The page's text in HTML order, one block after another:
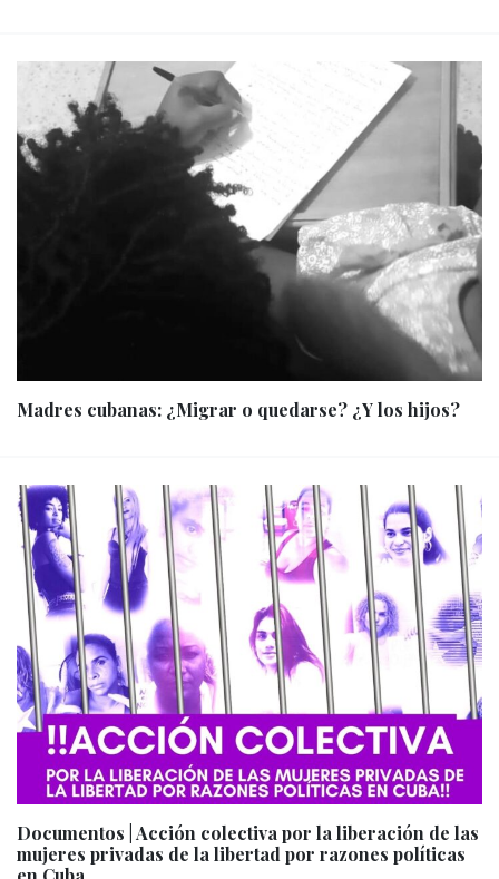
Madres cubanas: ¿Migrar o quedarse? ¿Y los hijos?
Documentos | Acción colectiva por la liberación de las
mujeres privadas de la libertad por razones políticas